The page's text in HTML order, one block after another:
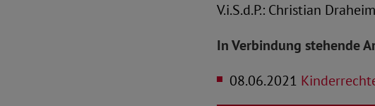
V.i.S.d.P.: Christian Draheim
In Verbindung stehende
08.06.2021